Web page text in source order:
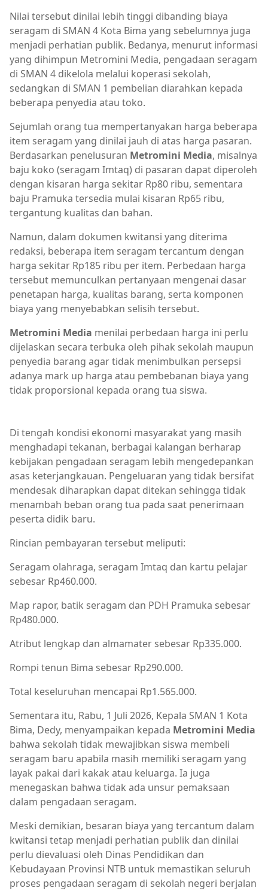
Nilai tersebut dinilai lebih tinggi dibanding biaya
seragam di SMAN 4 Kota Bima yang sebelumnya juga
menjadi perhatian publik. Bedanya, menurut informasi
yang dihimpun Metromini Media, pengadaan seragam
di SMAN 4 dikelola melalui koperasi sekolah,
sedangkan di SMAN 1 pembelian diarahkan kepada
beberapa penyedia atau toko.
Sejumlah orang tua mempertanyakan harga beberapa
item seragam yang dinilai jauh di atas harga pasaran.
Berdasarkan penelusuran Metromini Media, misalnya
baju koko (seragam Imtaq) di pasaran dapat diperoleh
dengan kisaran harga sekitar Rp80 ribu, sementara
baju Pramuka tersedia mulai kisaran Rp65 ribu,
tergantung kualitas dan bahan.
Namun, dalam dokumen kwitansi yang diterima
redaksi, beberapa item seragam tercantum dengan
harga sekitar Rp185 ribu per item. Perbedaan harga
tersebut memunculkan pertanyaan mengenai dasar
penetapan harga, kualitas barang, serta komponen
biaya yang menyebabkan selisih tersebut.
Metromini Media menilai perbedaan harga ini perlu
dijelaskan secara terbuka oleh pihak sekolah maupun
penyedia barang agar tidak menimbulkan persepsi
adanya mark up harga atau pembebanan biaya yang
tidak proporsional kepada orang tua siswa.
Di tengah kondisi ekonomi masyarakat yang masih
menghadapi tekanan, berbagai kalangan berharap
kebijakan pengadaan seragam lebih mengedepankan
asas keterjangkauan. Pengeluaran yang tidak bersifat
mendesak diharapkan dapat ditekan sehingga tidak
menambah beban orang tua pada saat penerimaan
peserta didik baru.
Rincian pembayaran tersebut meliputi:
Seragam olahraga, seragam Imtaq dan kartu pelajar
sebesar Rp460.000.
Map rapor, batik seragam dan PDH Pramuka sebesar
Rp480.000.
Atribut lengkap dan almamater sebesar Rp335.000.
Rompi tenun Bima sebesar Rp290.000.
Total keseluruhan mencapai Rp1.565.000.
Sementara itu, Rabu, 1 Juli 2026, Kepala SMAN 1 Kota
Bima, Dedy, menyampaikan kepada Metromini Media
bahwa sekolah tidak mewajibkan siswa membeli
seragam baru apabila masih memiliki seragam yang
layak pakai dari kakak atau keluarga. Ia juga
menegaskan bahwa tidak ada unsur pemaksaan
dalam pengadaan seragam.
Meski demikian, besaran biaya yang tercantum dalam
kwitansi tetap menjadi perhatian publik dan dinilai
perlu dievaluasi oleh Dinas Pendidikan dan
Kebudayaan Provinsi NTB untuk memastikan seluruh
proses pengadaan seragam di sekolah negeri berjalan